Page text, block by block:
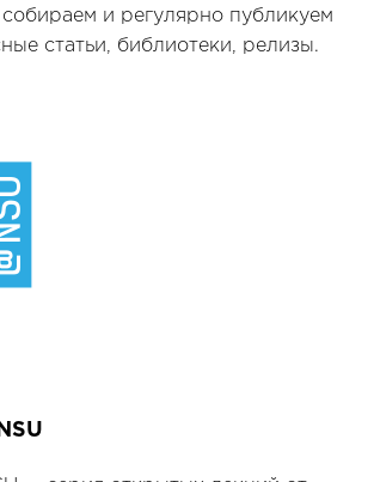
и регулярно публикуем
статьи, библиотеки, релизы.